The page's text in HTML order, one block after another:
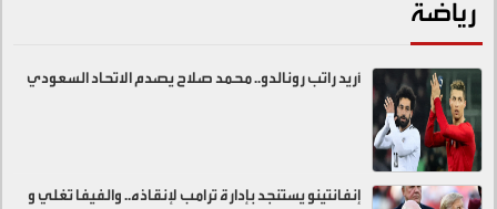
رياضة
أريد راتب رونالدو.. محمد صلاح يصدم الاتحاد السعودي
إنفانتينو يستنجد بإدارة ترامب لإنقاذه.. والفيفا تغلي و